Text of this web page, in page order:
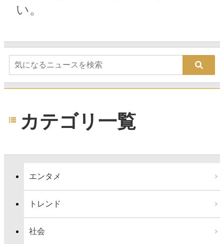
い。
カテゴリ一覧
エンタメ
トレンド
社会